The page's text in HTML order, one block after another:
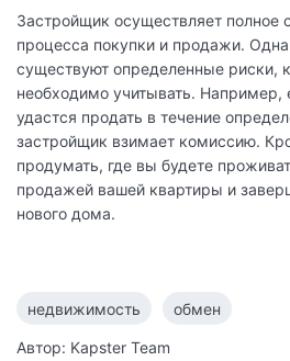
Застройщик осуществляет полное
процесса покупки и продажи.
существуют определенные риски,
необходимо учитывать. Например,
удастся продать в течение
застройщик взимает комиссию.
продумать, где вы будете
продажей вашей квартиры и
нового дома.
недвижимость обмен
Автор: Kapster Team